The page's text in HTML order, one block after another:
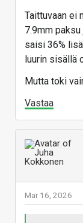
Taittuvaan ei
7.9mm
saisi 36%
luurin sisällä
Mutta toki
Vastaa
Mar 16, 2026